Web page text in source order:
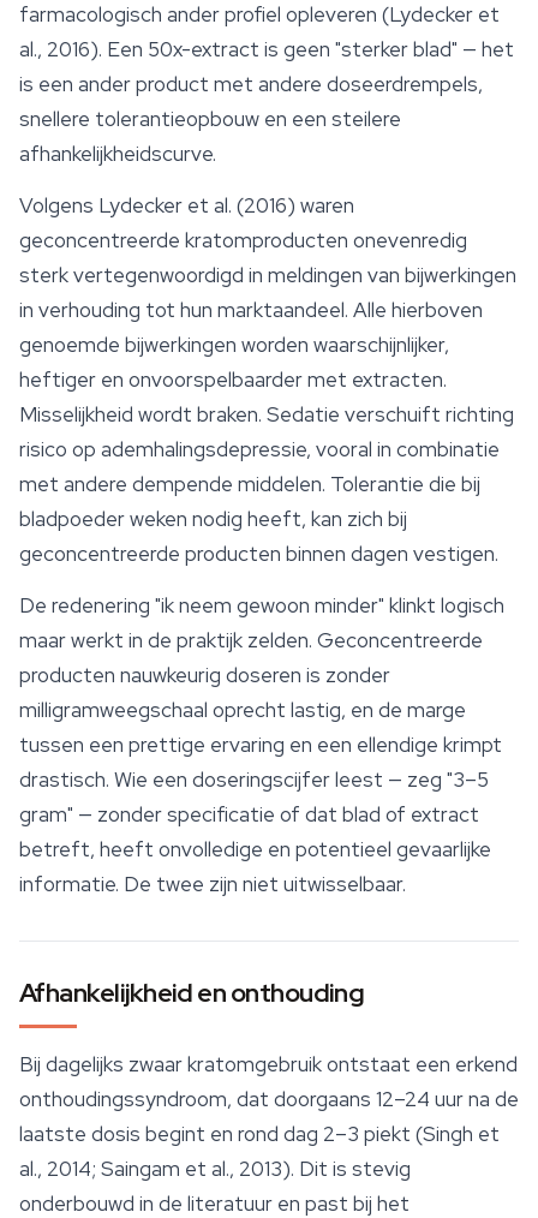
farmacologisch ander profiel opleveren (Lydecker et
al., 2016). Een 50x-extract is geen "sterker blad" — het
is een ander product met andere doseerdrempels,
snellere tolerantieopbouw en een steilere
afhankelijkheidscurve.
Volgens Lydecker et al. (2016) waren
geconcentreerde kratomproducten onevenredig
sterk vertegenwoordigd in meldingen van bijwerkingen
in verhouding tot hun marktaandeel. Alle hierboven
genoemde bijwerkingen worden waarschijnlijker,
heftiger en onvoorspelbaarder met extracten.
Misselijkheid wordt braken. Sedatie verschuift richting
risico op ademhalingsdepressie, vooral in combinatie
met andere dempende middelen. Tolerantie die bij
bladpoeder weken nodig heeft, kan zich bij
geconcentreerde producten binnen dagen vestigen.
De redenering "ik neem gewoon minder" klinkt logisch
maar werkt in de praktijk zelden. Geconcentreerde
producten nauwkeurig doseren is zonder
milligramweegschaal oprecht lastig, en de marge
tussen een prettige ervaring en een ellendige krimpt
drastisch. Wie een doseringscijfer leest — zeg "3–5
gram" — zonder specificatie of dat blad of extract
betreft, heeft onvolledige en potentieel gevaarlijke
informatie. De twee zijn niet uitwisselbaar.
Afhankelijkheid en onthouding
Bij dagelijks zwaar kratomgebruik ontstaat een erkend
onthoudingssyndroom, dat doorgaans 12–24 uur na de
laatste dosis begint en rond dag 2–3 piekt (Singh et
al., 2014; Saingam et al., 2013). Dit is stevig
onderbouwd in de literatuur en past bij het